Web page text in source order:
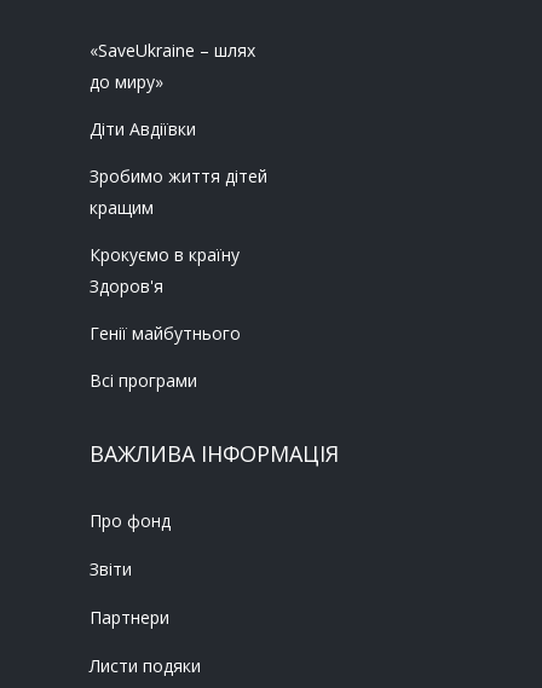
«SaveUkraine – шлях
до миру»
Діти Авдіївки
Зробимо життя дітей
кращим
Крокуємо в країну
Здоров'я
Генії майбутнього
Всі програми
ВАЖЛИВА ІНФОРМАЦІЯ
Про фонд
Звіти
Партнери
Листи подяки